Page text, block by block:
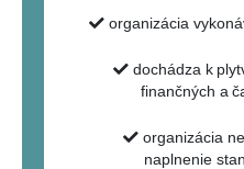
organizácia
dochádza k
finančných a
organizácia
naplnenie